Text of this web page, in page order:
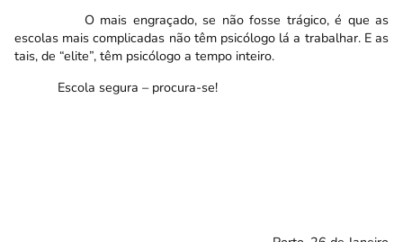
O mais engraçado, se não fosse trágico, é que as
escolas mais complicadas não têm psicólogo lá a trabalhar. E as
tais, de “elite”, têm psicólogo a tempo inteiro.
Escola segura – procura-se!